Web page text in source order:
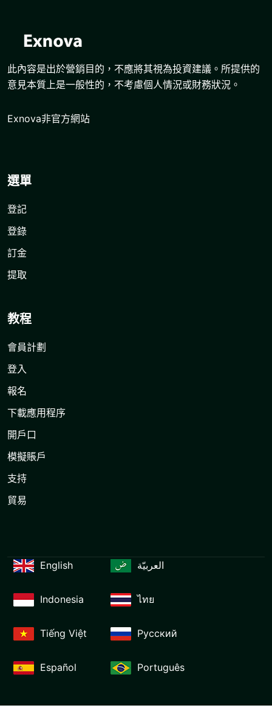
此內容是出於營銷目的，不應將其視為投資建議。所提供的
意見本質上是一般性的，不考慮個人情況或財務狀況。
Exnova非官方網站
選單
登記
登錄
訂金
提取
教程
會員計劃
登入
報名
下載應用程序
開戶口
模擬賬戶
支持
貿易
English العربيّة
Indonesia ไทย
Tiếng Việt Русский
Español Português